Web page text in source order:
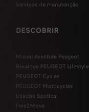
Serviços de manutenção
DESCOBRIR
Museu Aventure Peugeot
Boutique PEUGEOT Lifestyle
PEUGEOT Cycles
PEUGEOT Motocycles
Usados Spoticar
Free2Move